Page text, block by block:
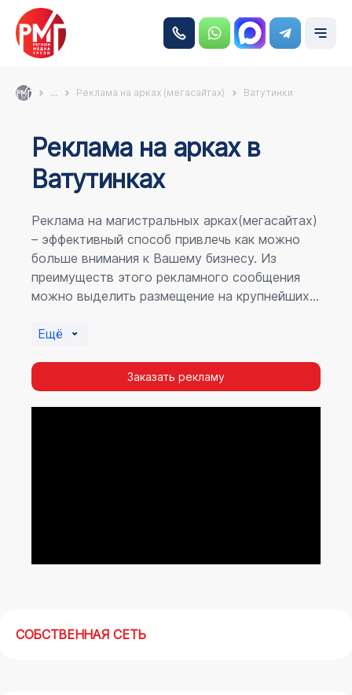
... Реклама на арках (мегасайтах) Ватутинки
Реклама на аркаx в
Ватутинках
Реклама на магистральных арках(мегасайтах)
– эффективный способ привлечь как можно
больше внимания к Вашему бизнесу. Из
преимуществ этого рекламного сообщения
можно выделить размещение на крупнейших
пешеходному потоку расположение в прямой
повторных контактов.
Реклама на арках(мегасайтах) в Ватутинках –
Ещё
Заказать рекламу
СОБСТВЕННАЯ СЕТЬ